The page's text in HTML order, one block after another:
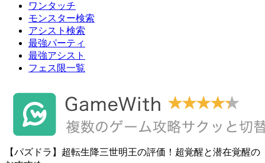
ワンタッチ
モンスター検索
アシスト検索
最強パーティ
最強アシスト
フェス限一覧
【パズドラ】超転生降三世明王の評価！超覚醒と潜在覚醒の